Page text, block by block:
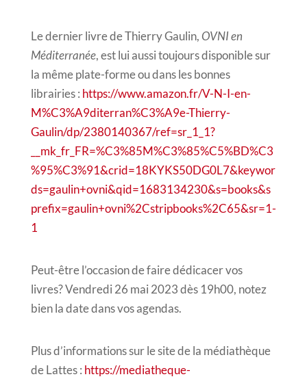
Le dernier livre de Thierry Gaulin, OVNI en
Méditerranée, est lui aussi toujours disponible sur
la même plate-forme ou dans les bonnes
librairies : https://www.amazon.fr/V-N-I-en-
M%C3%A9diterran%C3%A9e-Thierry-
Gaulin/dp/2380140367/ref=sr_1_1?
__mk_fr_FR=%C3%85M%C3%85%C5%BD%C3
%95%C3%91&crid=18KYKS50DG0L7&keywor
ds=gaulin+ovni&qid=1683134230&s=books&s
prefix=gaulin+ovni%2Cstripbooks%2C65&sr=1-
1
Peut-être l’occasion de faire dédicacer vos
livres? Vendredi 26 mai 2023 dès 19h00, notez
bien la date dans vos agendas.
Plus d’informations sur le site de la médiathèque
de Lattes : https://mediatheque-